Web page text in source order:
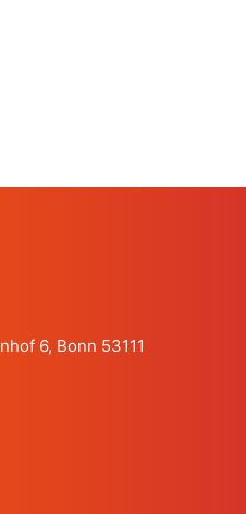
6, Bonn 53111